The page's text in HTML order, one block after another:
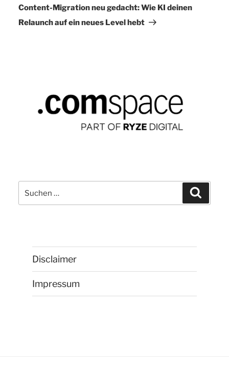
Beitrag
Content-Migration neu gedacht: Wie KI deinen
Relaunch auf ein neues Level hebt
Suchen
nach:
Disclaimer
Impressum